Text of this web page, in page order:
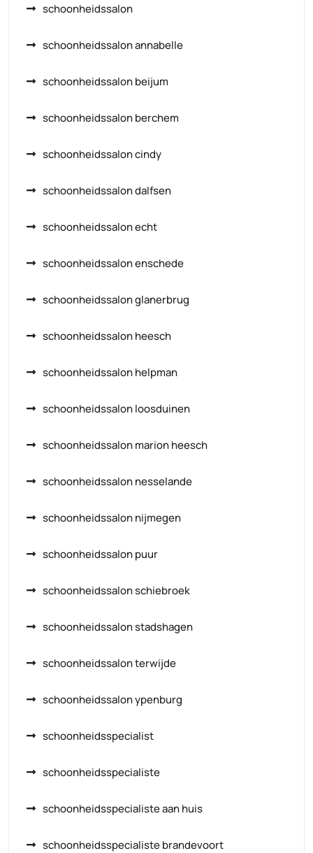
schoonheidssalon
schoonheidssalon annabelle
schoonheidssalon beijum
schoonheidssalon berchem
schoonheidssalon cindy
schoonheidssalon dalfsen
schoonheidssalon echt
schoonheidssalon enschede
schoonheidssalon glanerbrug
schoonheidssalon heesch
schoonheidssalon helpman
schoonheidssalon loosduinen
schoonheidssalon marion heesch
schoonheidssalon nesselande
schoonheidssalon nijmegen
schoonheidssalon puur
schoonheidssalon schiebroek
schoonheidssalon stadshagen
schoonheidssalon terwijde
schoonheidssalon ypenburg
schoonheidsspecialist
schoonheidsspecialiste
schoonheidsspecialiste aan huis
schoonheidsspecialiste brandevoort